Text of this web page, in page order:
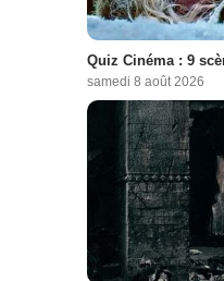
Quiz Cinéma : 9
samedi 8 août 2026